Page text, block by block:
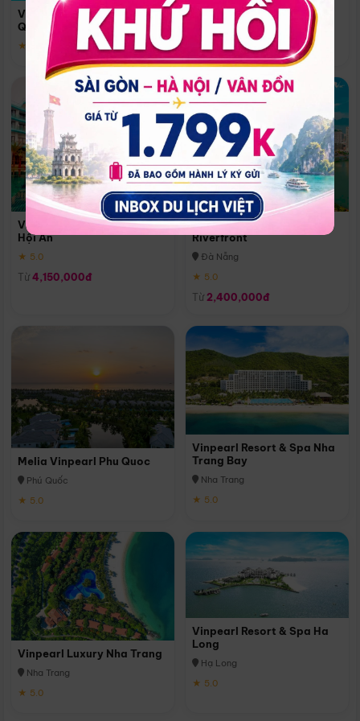
Vinpearl Resort & Spa Phu
Quoc
★ 5.0
Quoc
Phú Quốc
★ 5.0
Vinpearl Resort & Golf Nam
Hội An
★ 5.0
Từ 4,150,000đ
Melia Vinpearl Danang
Riverfront
Đà Nẵng
★ 5.0
Từ 2,400,000đ
Melia Vinpearl Phu Quoc
Phú Quốc
★ 5.0
Vinpearl Resort & Spa Nha
Trang Bay
Nha Trang
★ 5.0
Vinpearl Luxury Nha Trang
Nha Trang
★ 5.0
Vinpearl Resort & Spa Ha
Long
Hạ Long
★ 5.0